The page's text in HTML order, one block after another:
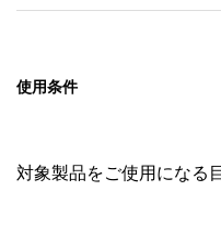
使用条件
対象製品をご使用になる